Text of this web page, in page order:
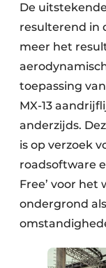
De
resulterend in
meer het
toepassing van
MX-13
anderzijds.
is op verzoek
roadsoftware
Free’ voor het
ondergrond